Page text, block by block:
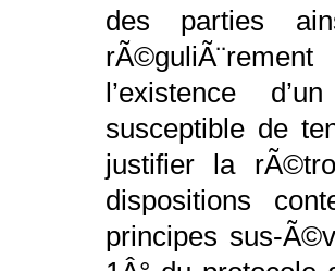
des parties
l’existence
susceptible de
justifier la
dispositions
principes sus-